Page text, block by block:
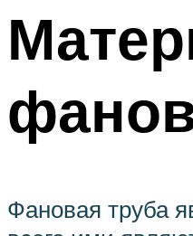
Фановая труба